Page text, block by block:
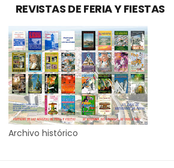
REVISTAS DE FERIA Y FIESTAS
Archivo histórico